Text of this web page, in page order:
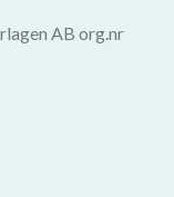
AB org.nr